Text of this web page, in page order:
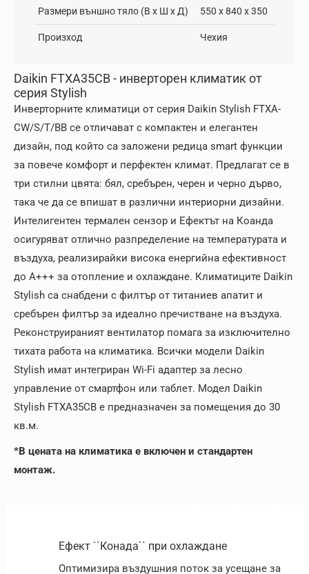
Размери външно тяло (В х Ш х Д) 550 x 840 x 350
Произход Чехия
Daikin FTXA35CB - инверторен климатик от
серия Stylish
Инверторните климатици от серия Daikin Stylish FTXA-
CW/S/T/BB се отличават с компактен и елегантен
дизайн, под който са заложени редица smart функции
за повече комфорт и перфектен климат. Предлагат се в
три стилни цвята: бял, сребърен, черен и черно дърво,
така че да се впишат в различни интериорни дизайни.
Интелигентен термален сензор и Ефектът на Коанда
осигуряват отлично разпределение на температурата и
въздуха, реализирайки висока енергийна ефективност
до A+++ за отопление и охлаждане. Климатиците Daikin
Stylish са снабдени с филтър от титаниев апатит и
сребърен филтър за идеално пречистване на въздуха.
Реконструираният вентилатор помага за изключително
тихата работа на климатика. Всички модели Daikin
Stylish имат интегриран Wi-Fi адаптер за лесно
управление от смартфон или таблет. Модел Daikin
Stylish FTXA35CB е предназначен за помещения до 30
кв.м.
*В цената на климатика е включен и стандартен
монтаж.
Ефект ``Конада`` при охлаждане
Оптимизира въздушния поток за усещане за